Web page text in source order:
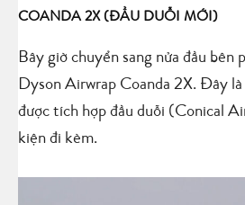
COANDA 2X (ĐẦU DUỖI MỚI)
Bây giờ chuyển sang nửa đầu bên
Dyson Airwrap Coanda 2X. Đây là
được tích hợp đầu duỗi (Conical
kiện đi kèm.